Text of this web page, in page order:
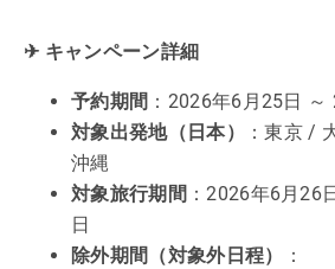
✈ キャンペーン詳細
予約期間 ：2026年6月25日 ～
対象出発地（日本）
：東京 /
沖縄
対象旅行期間 ：2026年6月26
日
除外期間（対象外日程）
：